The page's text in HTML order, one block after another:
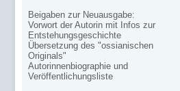
Beigaben zur Neuausgabe:
Vorwort der Autorin mit Infos zur
Entstehungsgeschichte
Übersetzung des "ossianischen
Originals"
Autorinnenbiographie und
Veröffentlichungsliste